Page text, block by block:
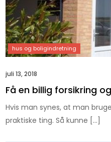
juli 13, 2018
Få en billig forsikring
Hvis man synes, at man
praktiske ting. Så kunne […]